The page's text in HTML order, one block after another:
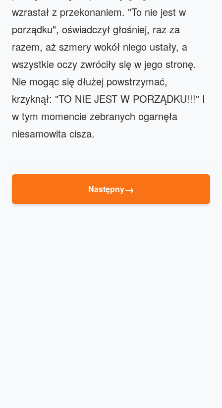
wzrastał z przekonaniem. "To nie jest w
porządku", oświadczył głośniej, raz za
razem, aż szmery wokół niego ustały, a
wszystkie oczy zwróciły się w jego stronę.
Nie mogąc się dłużej powstrzymać,
krzyknął: "TO NIE JEST W PORZĄDKU!!!" I
w tym momencie zebranych ogarnęła
niesamowita cisza.
Następny→